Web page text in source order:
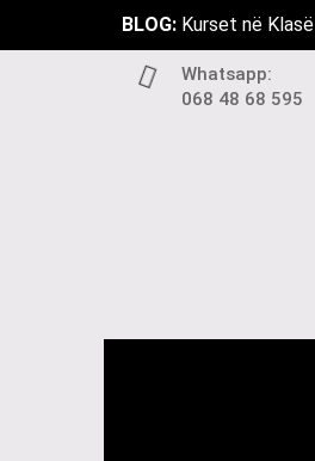
BLOG: Kurset në
Whatsapp:
068 48 68 595